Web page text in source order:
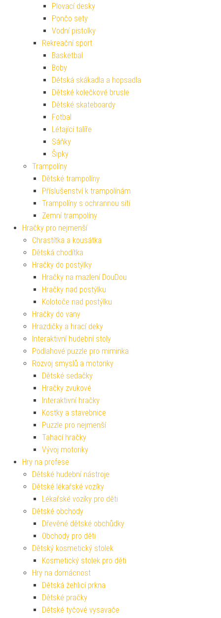
Plovací desky
Pončo sety
Vodní pistolky
Rekreační sport
Basketbal
Boby
Dětská skákadla a hopsadla
Dětské kolečkové brusle
Dětské skateboardy
Fotbal
Létající talíře
Sáňky
Šipky
Trampolíny
Dětské trampolíny
Příslušenství k trampolínám
Trampolíny s ochrannou sítí
Zemní trampolíny
Hračky pro nejmenší
Chrastítka a kousátka
Dětská chodítka
Hračky do postýlky
Hračky na mazlení DouDou
Hračky nad postýlku
Kolotoče nad postýlku
Hračky do vany
Hrazdičky a hrací deky
Interaktivní hudební stoly
Podlahové puzzle pro miminka
Rozvoj smyslů a motoriky
Dětské sedačky
Hračky zvukové
Interaktivní hračky
Kostky a stavebnice
Puzzle pro nejmenší
Tahací hračky
Vývoj motoriky
Hry na profese
Dětské hudební nástroje
Dětské lékařské vozíky
Lékařské vozíky pro děti
Dětské obchody
Dřevěné dětské obchůdky
Obchody pro děti
Dětský kosmetický stolek
Kosmetický stolek pro děti
Hry na domácnost
Dětská žehlicí prkna
Dětské pračky
Dětské tyčové vysavače